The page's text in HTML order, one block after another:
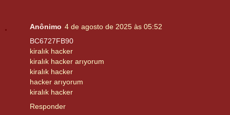
Anônimo 4 de agosto de 2025 às 05:52
BC6727FB90
kiralık hacker
kiralık hacker arıyorum
kiralık hacker
hacker arıyorum
kiralık hacker
Responder